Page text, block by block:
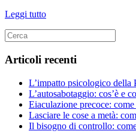
Leggi tutto
Articoli recenti
L’impatto psicologico della
L’autosabotaggio: cos’è e
Eiaculazione precoce: come
Lasciare le cose a metà:
Il bisogno di controllo: